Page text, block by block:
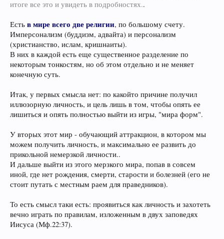
итоге все это и увидеть в подробностях..
Есть в мире всего две религии, по большому счету.
Имперсонализм (буддизм, адвайта) и персонализм
(христианство, ислам, кришнаиты).
В них в каждой есть еще существенное разделение по
некоторым тонкостям, но об этом отдельно и не меняет
конечную суть.
Итак, у первых смысла нет: по какойто причине получил
иллюзорную личность, и цель лишь в том, чтобы опять ее
лишиться и опять полностью выйти из игры, "мира форм".
У вторых этот мир - обучающий аттракцион, в котором мы
можем получить личность, и максимально ее развить до
прикольной немерзкой личности..
И дальше выйти из этого мерзкого мира, попав в совсем
иной, где нет рождения, смерти, старости и болезней (его не
стоит путать с местным раем для праведников).
То есть смысл таки есть: проявиться как личность и захотеть
вечно играть по правилам, изложенным в двух заповедях
Иисуса (Мф.22:37).